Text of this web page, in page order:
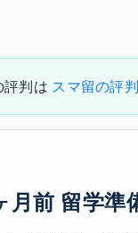
評判は スマ留の評
月前 留学準